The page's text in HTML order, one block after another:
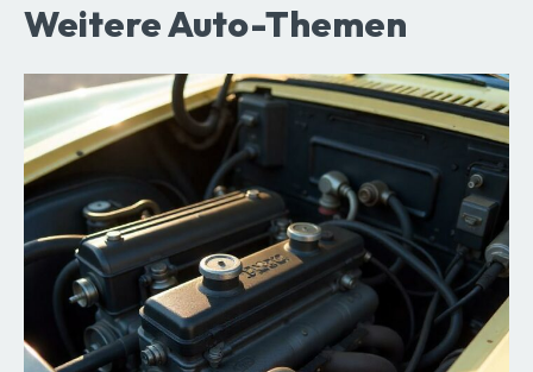
Weitere Auto-Themen